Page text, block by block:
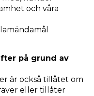
och våra
på grund av
är också tillåtet om
eller tillåter